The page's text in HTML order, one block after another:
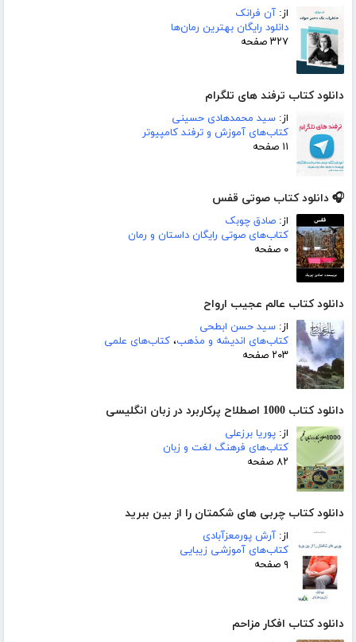
از: آن فرانک
دانلود رایگان بهترین رمان‌ها
۳۲۷ صفحه
دانلود کتاب ترفند های تلگرام
از: سید محمدهادی حسینی
کتاب‌های آموزش و ترفند کامپیوتر
۱۱ صفحه
🎧 دانلود کتاب صوتی قفس
از: صادق چوبک
کتاب‌های صوتی رایگان داستان و رمان
۰ صفحه
دانلود کتاب عالم عجیب ارواح
از: سید حسن ابطحی
کتاب‌های اندیشه و مذهب، کتاب‌های علمی
۲۰۳ صفحه
دانلود کتاب 1000 اصطلاح پرکاربرد در زبان انگلیسی
از: پوریا برزعلی
کتاب‌های فرهنگ لغت و زبان
۸۲ صفحه
دانلود کتاب چربی های شکمتان را از بین ببرید
از: آرش پورمعزآبادی
کتاب‌های آموزشی زیبایی
۹ صفحه
دانلود کتاب افکار مزاحم